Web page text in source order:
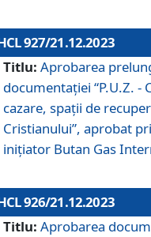
927/21.12.2023
Titlu: Aprobarea
documentaţiei “P.U.Z.
cazare, spații de
Cristianului”, aprobat
inițiator Butan Gas
926/21.12.2023
Titlu: Aprobarea